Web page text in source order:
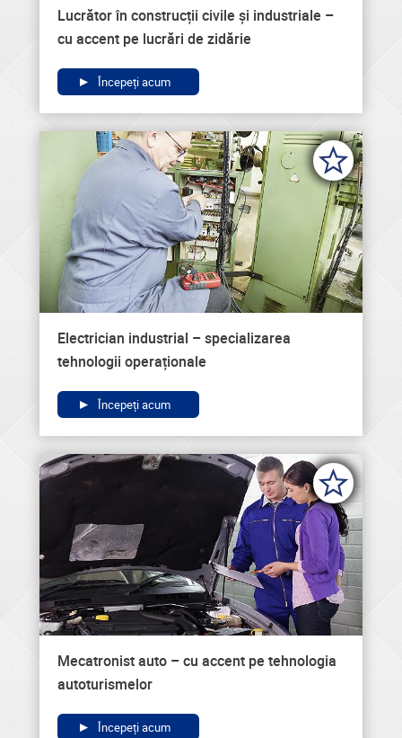
Lucrător în construcții civile și industriale –
cu accent pe lucrări de zidărie
Începeți acum
Electrician industrial – specializarea
tehnologii operaționale
Începeți acum
Mecatronist auto – cu accent pe tehnologia
autoturismelor
Începeți acum